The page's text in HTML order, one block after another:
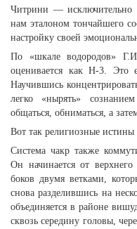
Читрини — исключительно
нам эталоном тончайшего
настройку своей
По «шкале водородов»
оценивается как Н-3. Это
Научившись
легко «нырять»
общаться, обниматься, а
Вот так религиозные истины
Система чакр также
Он начинается от
боков двумя ветками,
снова разделившись на
объединяется в районе
сквозь середину головы,